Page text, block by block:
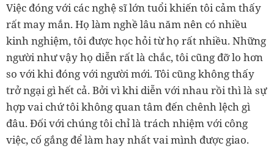
Việc đóng với các nghệ sĩ lớn tuổi khiến tôi cảm thấy
rất may mắn. Họ làm nghề lâu năm nên có nhiều
kinh nghiệm, tôi được học hỏi từ họ rất nhiều. Những
người như vậy họ diễn rất là chắc, tôi cũng đỡ lo hơn
so với khi đóng với người mới. Tôi cũng không thấy
trở ngại gì hết cả. Bởi vì khi diễn với nhau rồi thì là sự
hợp vai chứ tôi không quan tâm đến chênh lệch gì
đâu. Đối với chúng tôi chỉ là trách nhiệm với công
việc, cố gắng để làm hay nhất vai mình được giao.